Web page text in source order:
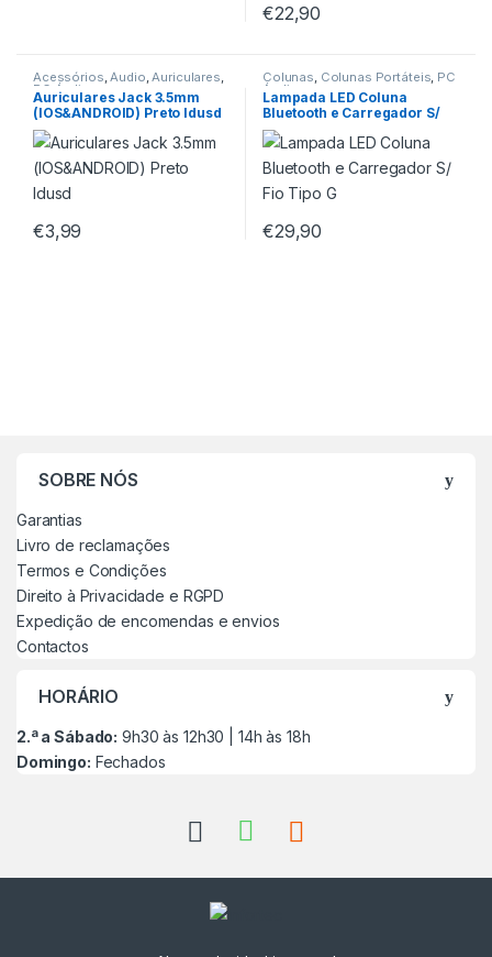
€22,90
Acessórios,Áudio,Auriculares,
PC Áudio
Auriculares Jack 3.5mm
(IOS&ANDROID) Preto Idusd
€3,99
Colunas, Colunas Portáteis, PC
Áudio
Lampada LED Coluna
Bluetooth e Carregador S/
Fio Tipo G
€29,90
SOBRE NÓS
Garantias
Livro de reclamações
Termos e Condições
Direito à Privacidade e RGPD
Expedição de encomendas e envios
Contactos
HORÁRIO
2.ª a Sábado: 9h30 às 12h30 | 14h às 18h
Domingo: Fechados